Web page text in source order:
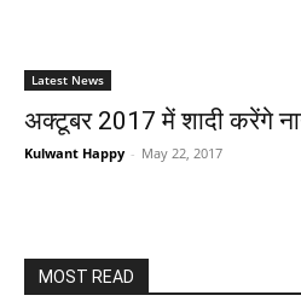
Latest News
अक्‍टूबर 2017 में शादी करेंगे
Kulwant Happy - May 22, 2017
MOST READ